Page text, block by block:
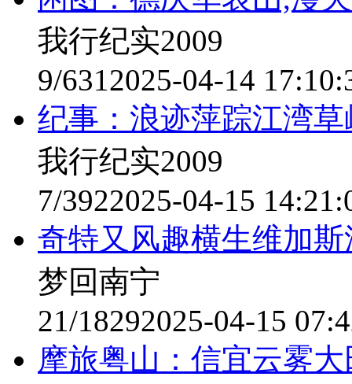
我行纪实2009
9/6312025-04-14
纪事：浪迹萍踪江湾
我行纪实2009
7/3922025-04-15
奇特又风趣横生维加斯
梦回南宁
21/18292025-04-15
摩旅粤山：信宜云雾